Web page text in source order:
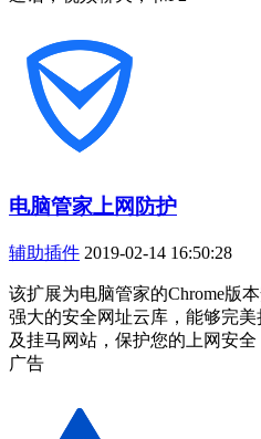
电脑管家上网防护
辅助插件 2019-02-14 16:50:28
该扩展为电脑管家的Chrome版
强大的安全网址云库，能够完
及挂马网站，保护您的上网安
广告